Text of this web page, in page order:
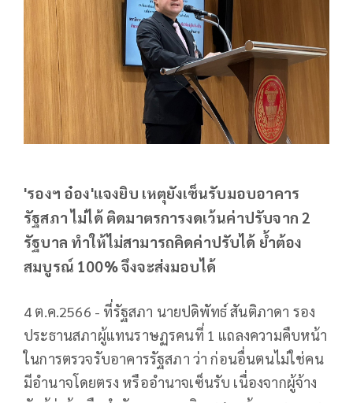
'รองฯ อ๋อง'แจงยิบ เหตุยังเซ็นรับมอบอาคาร
รัฐสภา ไม่ได้ ติดมาตรการงดเว้นค่าปรับจาก 2
รัฐบาล ทำให้ไม่สามารถคิดค่าปรับได้ ย้ำต้อง
สมบูรณ์ 100% จึงจะส่งมอบได้
4 ต.ค.2566 - ที่รัฐสภา นายปดิพัทธ์ สันติภาดา รอง
ประธานสภาผู้แทนราษฏรคนที่ 1 แถลงความคืบหน้า
ในการตรวจรับอาคารรัฐสภา ว่า ก่อนอื่นตนไม่ใช่คน
มีอำนาจโดยตรง หรืออำนาจเซ็นรับ เนื่องจากผู้จ้าง